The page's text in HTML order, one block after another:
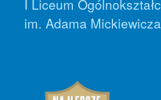
I Liceum
im. Adama